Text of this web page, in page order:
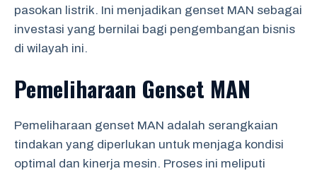
pasokan listrik. Ini menjadikan genset MAN sebagai
investasi yang bernilai bagi pengembangan bisnis
di wilayah ini.
Pemeliharaan Genset MAN
Pemeliharaan genset MAN adalah serangkaian
tindakan yang diperlukan untuk menjaga kondisi
optimal dan kinerja mesin. Proses ini meliputi